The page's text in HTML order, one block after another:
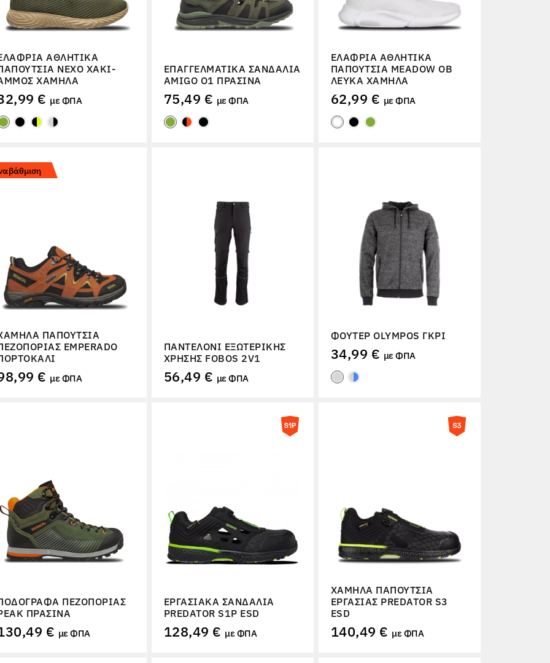
ΑΘΛΗΤΙΚΆ
NEXO ΧΑΚΊ-
ΧΑΜΗΛΆ
€ με ΦΠΑ
ΕΠΑΓΓΕΛΜΑΤΙΚΆ ΣΑΝΔΆΛΙΑ
AMIGO O1 ΠΡΆΣΙΝΑ
75,49 € με ΦΠΑ
ΕΛΑΦΡΙΆ ΑΘΛΗΤΙΚΆ
ΠΑΠΟΎΤΣΙΑ MEADOW OB
ΛΕΥΚΆ ΧΑΜΗΛΆ
62,99 € με ΦΠΑ
ΠΑΠΟΎΤΣΙΑ
EMPERADO
€ με ΦΠΑ
ΠΑΝΤΕΛΌΝΙ ΕΞΩΤΕΡΙΚΉΣ
ΧΡΉΣΗΣ FOBOS 2V1
56,49 € με ΦΠΑ
ΦΟΎΤΕΡ OLYMPOS ΓΚΡΙ
34,99 € με ΦΠΑ
ΠΕΖΟΠΟΡΊΑΣ
ΠΡΆΣΙΝΑ
€ με ΦΠΑ
ΕΡΓΑΣΙΑΚΆ ΣΑΝΔΆΛΙΑ
PREDATOR S1P ESD
128,49 € με ΦΠΑ
ΧΑΜΗΛΆ ΠΑΠΟΎΤΣΙΑ
ΕΡΓΑΣΊΑΣ PREDATOR S3
ESD
140,49 € με ΦΠΑ